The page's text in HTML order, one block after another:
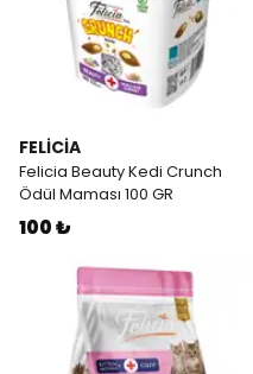
FELİCİA
Felicia Beauty Kedi Crunch
Ödül Maması 100 GR
100 ₺